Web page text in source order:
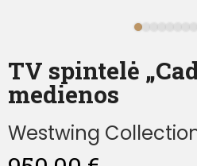
TV spintelė
medienos
Westwing